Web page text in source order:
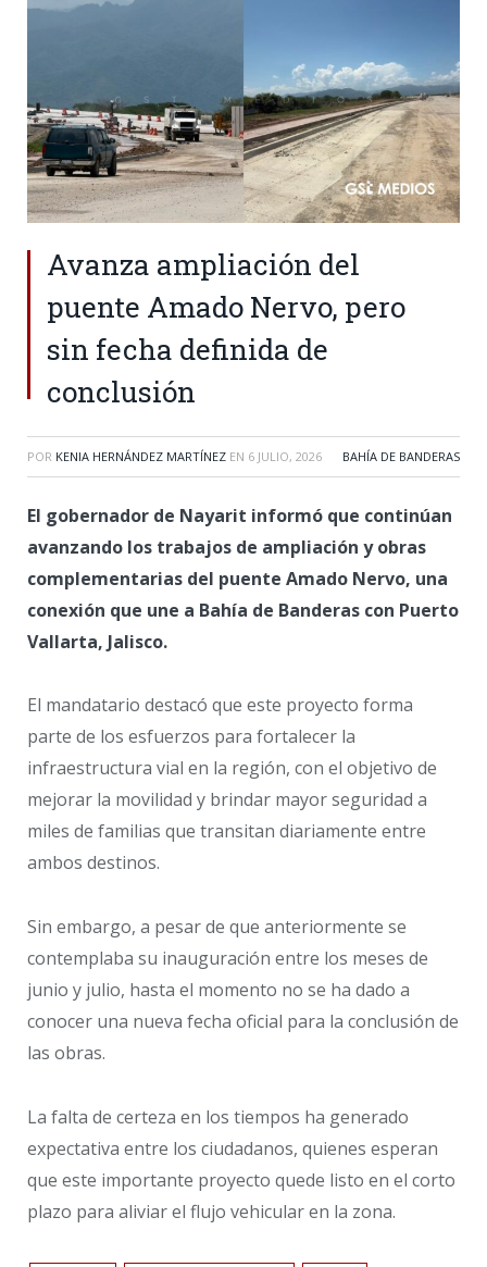
Avanza ampliación del
puente Amado Nervo, pero
sin fecha definida de
conclusión
POR KENIA HERNÁNDEZ MARTÍNEZ EN 6 JULIO, 2026 BAHÍA DE BANDERAS
El gobernador de Nayarit informó que continúan
avanzando los trabajos de ampliación y obras
complementarias del puente Amado Nervo, una
conexión que une a Bahía de Banderas con Puerto
Vallarta, Jalisco.
El mandatario destacó que este proyecto forma
parte de los esfuerzos para fortalecer la
infraestructura vial en la región, con el objetivo de
mejorar la movilidad y brindar mayor seguridad a
miles de familias que transitan diariamente entre
ambos destinos.
Sin embargo, a pesar de que anteriormente se
contemplaba su inauguración entre los meses de
junio y julio, hasta el momento no se ha dado a
conocer una nueva fecha oficial para la conclusión de
las obras.
La falta de certeza en los tiempos ha generado
expectativa entre los ciudadanos, quienes esperan
que este importante proyecto quede listo en el corto
plazo para aliviar el flujo vehicular en la zona.